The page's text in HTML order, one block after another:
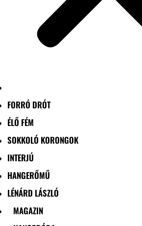
FORRÓ DRÓT
ÉLŐ FÉM
SOKKOLÓ KORONGOK
INTERJÚ
HANGERŐMŰ
LÉNÁRD LÁSZLÓ
MAGAZIN